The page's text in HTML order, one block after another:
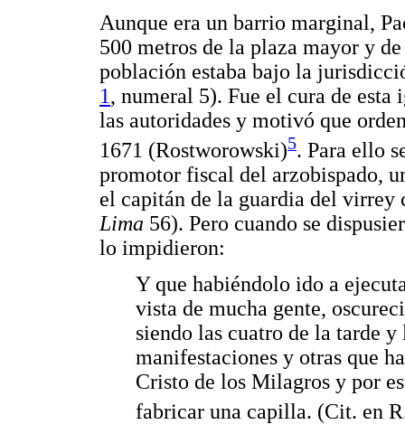
Aunque era un barrio marginal,
500 metros de la plaza mayor y
población estaba bajo la
1, numeral 5). Fue el cura de
las autoridades y motivó que
1671 (Rostworowski)5. Para ello
promotor fiscal del arzobispado,
el capitán de la guardia del virrey
Lima 56). Pero cuando se
lo impidieron:
Y que habiéndolo ido a
vista de mucha gente,
siendo las cuatro de la tarde
manifestaciones y otras que
Cristo de los Milagros y por
fabricar una capilla. (Cit. en